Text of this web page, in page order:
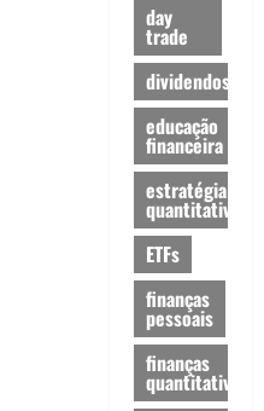
day
trade
dividendos
educação
financeira
estratégia
quantitativa
ETFs
finanças
pessoais
finanças
quantitativas